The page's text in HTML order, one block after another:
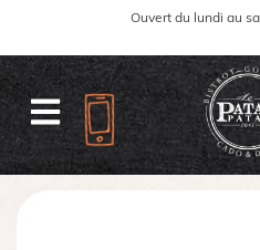
Ouvert du lundi au